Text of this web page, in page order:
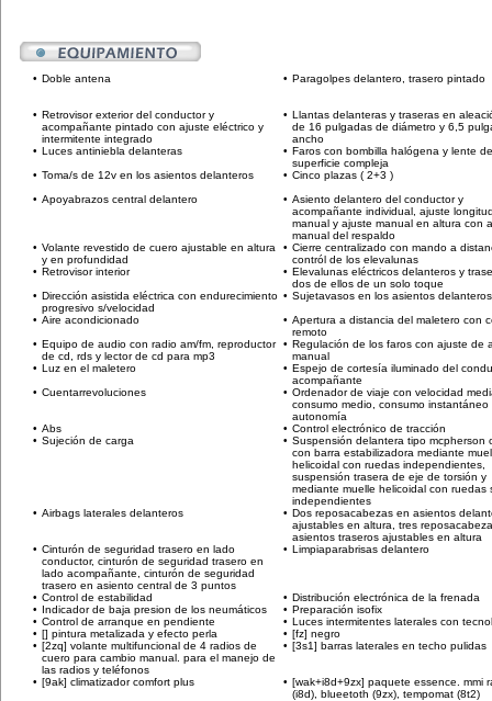
• Doble antena • Paragolpes delantero, trasero pintado
• Retrovisor exterior del conductor y
acompañante pintado con ajuste eléctrico y
intermitente integrado
• Llantas delanteras y traseras en
de 16 pulgadas de diámetro y 6,5
ancho
• Luces antiniebla delanteras • Faros con bombilla halógena y lente de
superficie compleja
• Toma/s de 12v en los asientos delanteros • Cinco plazas ( 2+3 )
• Apoyabrazos central delantero • Asiento delantero del conductor y
acompañante individual, ajuste
manual y ajuste manual en altura con
manual del respaldo
• Volante revestido de cuero ajustable en altura
y en profundidad
• Cierre centralizado con mando a
contról de los elevalunas
• Retrovisor interior • Elevalunas eléctricos delanteros y
dos de ellos de un solo toque
• Dirección asistida eléctrica con endurecimiento
progresivo s/velocidad
• Sujetavasos en los asientos delanteros
• Aire acondicionado • Apertura a distancia del maletero con
remoto
• Equipo de audio con radio am/fm, reproductor
de cd, rds y lector de cd para mp3
• Regulación de los faros con ajuste de
manual
• Luz en el maletero • Espejo de cortesía iluminado del
acompañante
• Cuentarrevoluciones • Ordenador de viaje con velocidad
consumo medio, consumo instantáneo
autonomía
• Abs • Control electrónico de tracción
• Sujeción de carga • Suspensión delantera tipo mcpherson
con barra estabilizadora mediante
helicoidal con ruedas independientes,
suspensión trasera de eje de torsión y
mediante muelle helicoidal con ruedas
independientes
• Airbags laterales delanteros • Dos reposacabezas en asientos
ajustables en altura, tres
asientos traseros ajustables en altura
• Cinturón de seguridad trasero en lado
conductor, cinturón de seguridad trasero en
lado acompañante, cinturón de seguridad
trasero en asiento central de 3 puntos
• Limpiaparabrisas delantero
• Control de estabilidad • Distribución electrónica de la frenada
• Indicador de baja presion de los neumáticos • Preparación isofix
• Control de arranque en pendiente • Luces intermitentes laterales con
• [] pintura metalizada y efecto perla • [fz] negro
• [2zq] volante multifuncional de 4 radios de
cuero para cambio manual. para el manejo de
las radios y teléfonos
• [3s1] barras laterales en techo pulidas
• [9ak] climatizador comfort plus • [wak+i8d+9zx] paquete essence. mmi
(i8d), blueetoth (9zx), tempomat (8t2)